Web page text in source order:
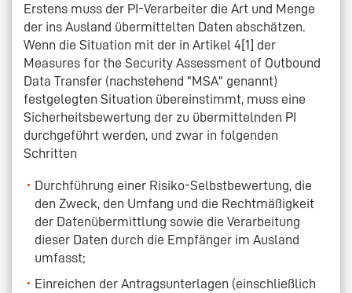
Erstens muss der PI-Verarbeiter die Art und Menge
der ins Ausland übermittelten Daten abschätzen.
Wenn die Situation mit der in Artikel 4[1] der
Measures for the Security Assessment of Outbound
Data Transfer (nachstehend "MSA" genannt)
festgelegten Situation übereinstimmt, muss eine
Sicherheitsbewertung der zu übermittelnden PI
durchgeführt werden, und zwar in folgenden
Schritten
Durchführung einer Risiko-Selbstbewertung, die
den Zweck, den Umfang und die Rechtmäßigkeit
der Datenübermittlung sowie die Verarbeitung
dieser Daten durch die Empfänger im Ausland
umfasst;
Einreichen der Antragsunterlagen (einschließlich